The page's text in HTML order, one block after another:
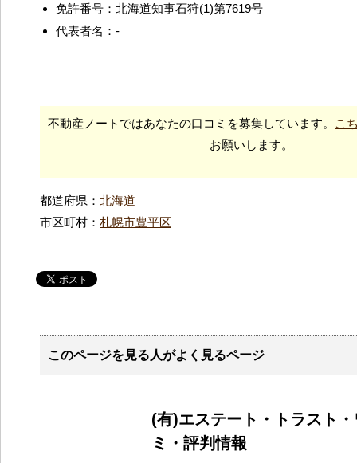
免許番号：北海道知事石狩(1)第7619号
代表者名：-
不動産ノートではあなたの口コミを募集しています。
こ
お願いします。
都道府県： 北海道
市区町村： 札幌市豊平区
このページを見る人がよく見るページ
(有)エステート・トラスト
ミ・評判情報